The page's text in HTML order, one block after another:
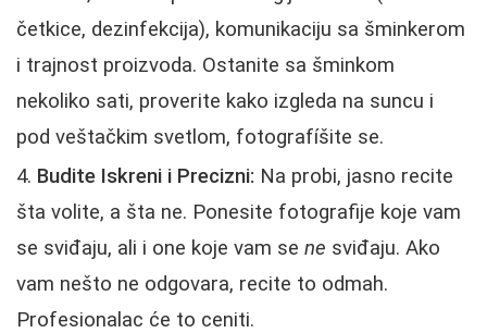
četkice, dezinfekcija), komunikaciju sa šminkerom
i trajnost proizvoda. Ostanite sa šminkom
nekoliko sati, proverite kako izgleda na suncu i
pod veštačkim svetlom, fotografíšite se.
Budite Iskreni i Precizni: Na probi, jasno recite
šta volite, a šta ne. Ponesite fotografije koje vam
se sviđaju, ali i one koje vam se ne sviđaju. Ako
vam nešto ne odgovara, recite to odmah.
Profesionalac će to ceniti.